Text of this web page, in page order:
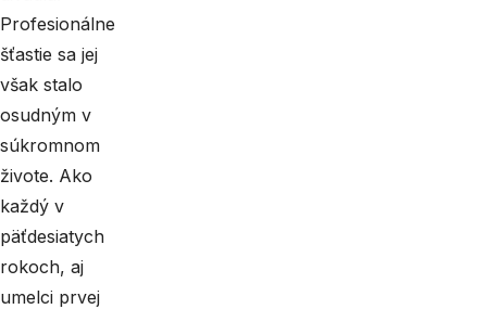
Profesionálne
šťastie sa jej
však stalo
osudným v
súkromnom
živote. Ako
každý v
päťdesiatych
rokoch, aj
umelci prvej